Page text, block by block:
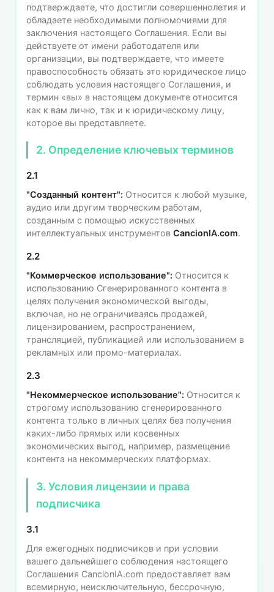
подтверждаете, что достигли совершеннолетия и
обладаете необходимыми полномочиями для
заключения настоящего Соглашения. Если вы
действуете от имени работодателя или
организации, вы подтверждаете, что имеете
правоспособность обязать это юридическое лицо
соблюдать условия настоящего Соглашения, и
термин «вы» в настоящем документе относится
как к вам лично, так и к юридическому лицу,
которое вы представляете.
2. Определение ключевых терминов
2.1
"Созданный контент": Относится к любой музыке,
аудио или другим творческим работам,
созданным с помощью искусственных
интеллектуальных инструментов CancionIA.com.
2.2
"Коммерческое использование": Относится к
использованию Сгенерированного контента в
целях получения экономической выгоды,
включая, но не ограничиваясь продажей,
лицензированием, распространением,
трансляцией, публикацией или использованием в
рекламных или промо-материалах.
2.3
"Некоммерческое использование": Относится к
строгому использованию сгенерированного
контента только в личных целях без получения
каких-либо прямых или косвенных
экономических выгод, например, размещение
контента на некоммерческих платформах.
3. Условия лицензии и права
подписчика
3.1
Для ежегодных подписчиков и при условии
вашего дальнейшего соблюдения настоящего
Соглашения CancionIA.com предоставляет вам
всемирную, неисключительную, бессрочную,